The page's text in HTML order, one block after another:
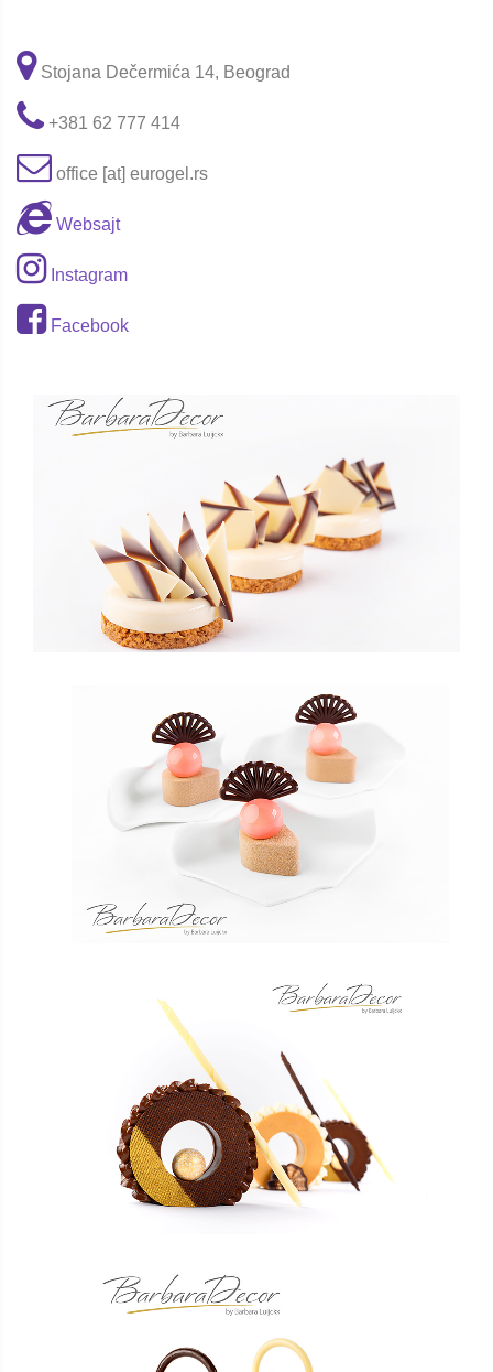
Stojana Dečermića 14, Beograd
+381 62 777 414
office [at] eurogel.rs
Websajt
Instagram
Facebook